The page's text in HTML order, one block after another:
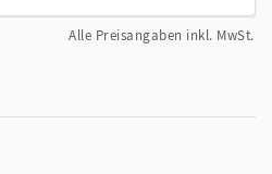
Alle Preisangaben inkl. MwSt.